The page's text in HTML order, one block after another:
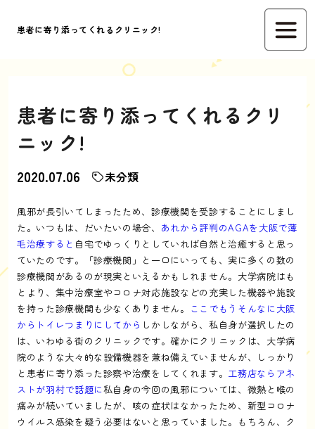
患者に寄り添ってくれるクリニック!
患者に寄り添ってくれるクリ
ニック!
2020.07.06 未分類
風邪が長引いてしまったため、診療機関を受診することにしまし
た。いつもは、だいたいの場合、 あれから評判のAGAを大阪で薄
毛治療すると 自宅でゆっくりとしていれば自然と治癒すると思っ
ていたのです。「診療機関」と一口にいっても、実に多くの数の
診療機関があるのが現実といえるかもしれません。大学病院はも
とより、集中治療室やコロナ対応施設などの充実した機器や施設
を持った診療機関も少なくありません。 ここでもうそんなに大阪
からトイレつまりにしてから しかしながら、私自身が選択したの
は、いわゆる街のクリニックです。確かにクリニックは、大学病
院のような大々的な設備機器を兼ね備えていませんが、しっかり
と患者に寄り添った診察や治療をしてくれます。 工務店ならアネ
ストが羽村で話題に私自身の今回の風邪については、微熱と喉の
痛みが続いていましたが、咳の症状はなかったため、新型コロナ
ウイルス感染を疑う必要はないと思っていました。もちろん、ク